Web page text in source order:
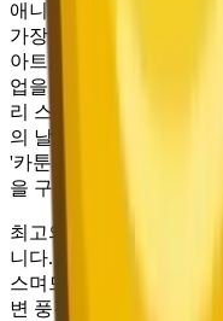
애니메이션과 일러스트
가장 수요가 많은 창작
아트, 소셜 미디어 이미
업을 하든, Nano Banana
리 스튜디오의 따뜻한
의 날카로운 선과 선명
'카툰 필터'를 적용한 사
을 구현합니다.
최고의 애니메이션 팁은
니다. 애니메이션의 본
스며드는 햇살, 바람에
변 풍경의 색조가 어우러